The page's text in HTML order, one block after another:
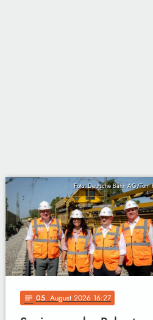
Foto: Deutsche Bahn AG/Tom
notes 05. August 2026 16:27